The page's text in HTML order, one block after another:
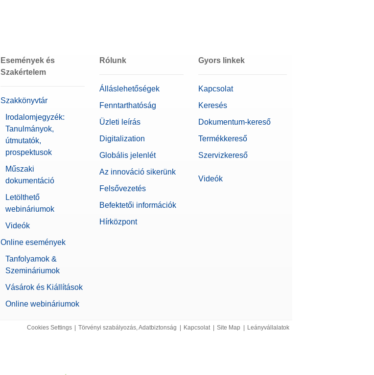
Események és
Szakértelem
Szakkönyvtár
Irodalomjegyzék:
Tanulmányok,
útmutatók,
prospektusok
Műszaki
dokumentáció
Letölthető
webináriumok
Videók
Online események
Tanfolyamok &
Szemináriumok
Vásárok és Kiállítások
Online webináriumok
Rólunk
Álláslehetőségek
Fenntarthatóság
Üzleti leírás
Digitalization
Globális jelenlét
Az innováció sikerünk
Felsővezetés
Befektetői információk
Hírközpont
Gyors linkek
Kapcsolat
Keresés
Dokumentum-kereső
Termékkereső
Szervizkereső
Videók
Cookies Settings Törvényi szabályozás, Adatbiztonság Kapcsolat Site Map Leányvállalatok